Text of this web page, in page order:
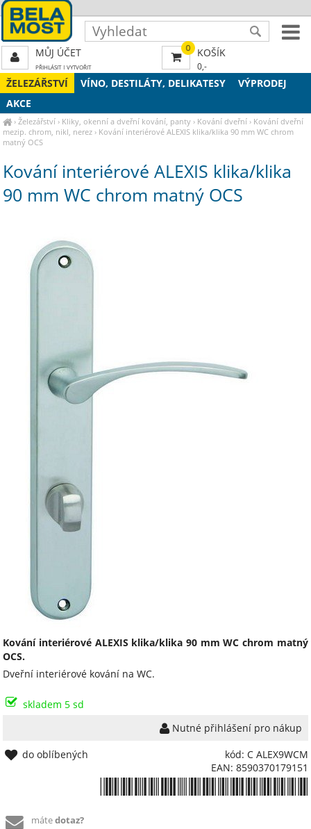
ŽELEZÁŘSTVÍ VÍNO, DESTILÁTY, DELIKATESY
VÝPRODEJ
AKCE
›Železářství › Kliky, okenní a dveřní kování, panty › Kování dveřní › Kování dveřní
mezip. chrom, nikl, nerez › Kování interiérové ALEXIS klika/klika 90 mm WC chrom
matný OCS
Kování interiérové ALEXIS klika/klika
90 mm WC chrom matný OCS
Kování interiérové ALEXIS klika/klika 90 mm WC chrom matný
OCS.
Dveřní interiérové kování na WC.
skladem 5 sd
Nutné přihlášení pro nákup
kód: C ALEX9WCM
EAN: 8590370179151
do oblíbených
mátedotaz?
0 KOŠÍK
0,-
MŮJ ÚČET
PŘIHLÁSIT| VYTVOŘIT